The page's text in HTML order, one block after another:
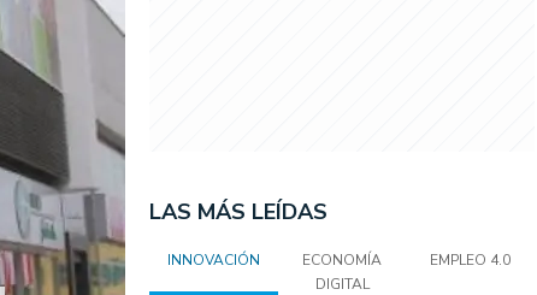
LAS MÁS LEÍDAS
INNOVACIÓN
ECONOMÍA
DIGITAL
EMPLEO 4.0